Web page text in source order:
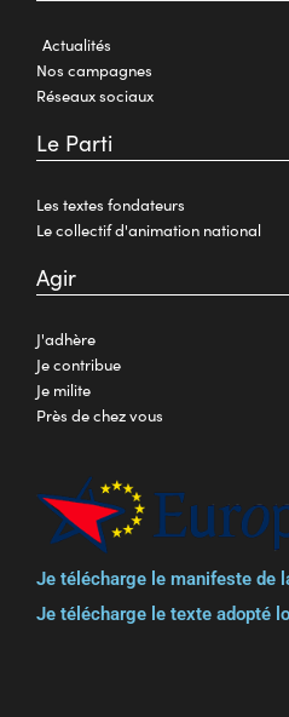
Actualités
Nos campagnes
Réseaux sociaux
Le Parti
Les textes fondateurs
Le collectif d'animation national
Agir
J'adhère
Je contribue
Je milite
Près de chez vous
Je télécharge le manifeste de
Je télécharge le texte adopté